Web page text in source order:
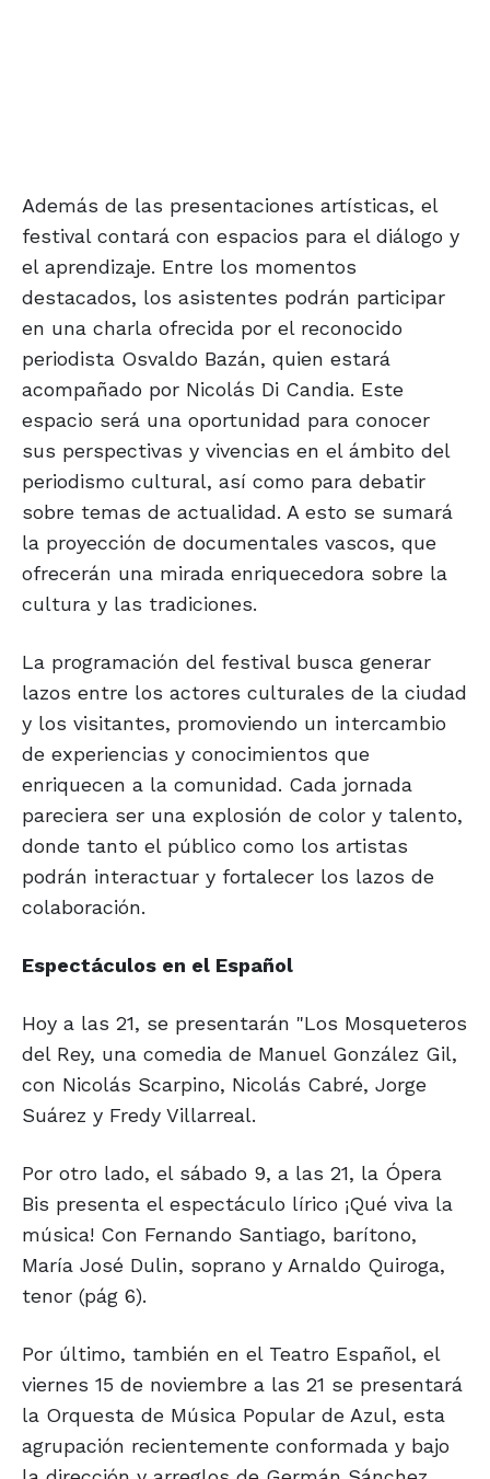
Además de las presentaciones artísticas, el
festival contará con espacios para el diálogo y
el aprendizaje. Entre los momentos
destacados, los asistentes podrán participar
en una charla ofrecida por el reconocido
periodista Osvaldo Bazán, quien estará
acompañado por Nicolás Di Candia. Este
espacio será una oportunidad para conocer
sus perspectivas y vivencias en el ámbito del
periodismo cultural, así como para debatir
sobre temas de actualidad. A esto se sumará
la proyección de documentales vascos, que
ofrecerán una mirada enriquecedora sobre la
cultura y las tradiciones.
La programación del festival busca generar
lazos entre los actores culturales de la ciudad
y los visitantes, promoviendo un intercambio
de experiencias y conocimientos que
enriquecen a la comunidad. Cada jornada
pareciera ser una explosión de color y talento,
donde tanto el público como los artistas
podrán interactuar y fortalecer los lazos de
colaboración.
Espectáculos en el Español
Hoy a las 21, se presentarán "Los Mosqueteros
del Rey, una comedia de Manuel González Gil,
con Nicolás Scarpino, Nicolás Cabré, Jorge
Suárez y Fredy Villarreal.
Por otro lado, el sábado 9, a las 21, la Ópera
Bis presenta el espectáculo lírico ¡Qué viva la
música! Con Fernando Santiago, barítono,
María José Dulin, soprano y Arnaldo Quiroga,
tenor (pág 6).
Por último, también en el Teatro Español, el
viernes 15 de noviembre a las 21 se presentará
la Orquesta de Música Popular de Azul, esta
agrupación recientemente conformada y bajo